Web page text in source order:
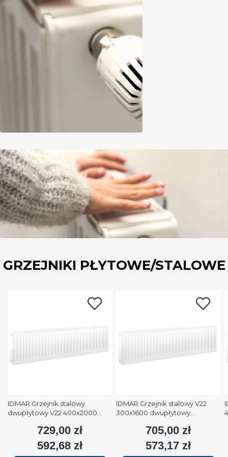
GRZEJNIKI PŁYTOWE/STALOWE
IDMAR Grzejnik stalowy
dwupłytowy V22 400x2000
2508W (90/70/20°C) biały
Cena
729,00 zł
Cena
592,68 zł
IDMAR Grzejnik stalowy V22
300x1600 dwupłytowy
(90/70/20°C) biały RAL9016
Cena
705,00 zł
Cena
573,17 zł